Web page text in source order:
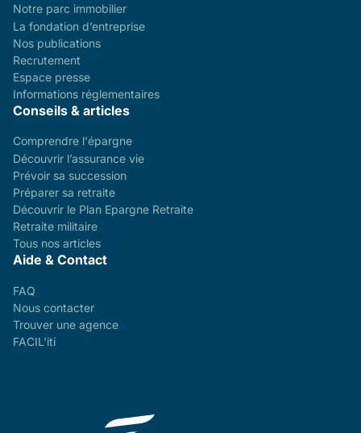
Notre parc immobilier
La fondation d’entreprise
Nos publications
Recrutement
Espace presse
Informations réglementaires
Conseils & articles
Comprendre l'épargne
Découvrir l’assurance vie
Prévoir sa succession
Préparer sa retraite
Découvrir le Plan Epargne Retraite
Retraite militaire
Tous nos articles
Aide & Contact
FAQ
Nous contacter
Trouver une agence
FACIL'iti